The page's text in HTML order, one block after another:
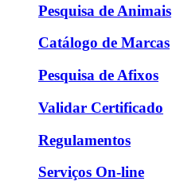
Pesquisa de Animais
Catálogo de Marcas
Pesquisa de Afixos
Validar Certificado
Regulamentos
Serviços On-line